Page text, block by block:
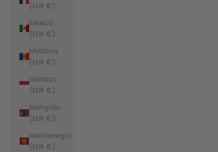
(EUR €)
Mexico
(EUR €)
Moldova
(EUR €)
Monaco
(EUR €)
Mongolia
(EUR €)
Montenegro
(EUR €)